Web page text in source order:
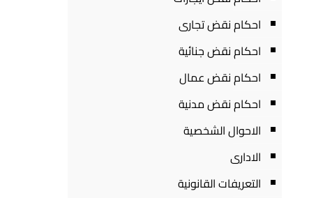
احكام نقض تجارى
احكام نقض جنائية
احكام نقض عمال
احكام نقض مدنية
الاحوال الشخصية
الادارى
التعريفات القانونية